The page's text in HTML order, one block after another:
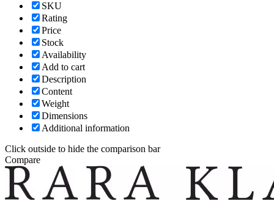
SKU
Rating
Price
Stock
Availability
Add to cart
Description
Content
Weight
Dimensions
Additional information
Click outside to hide the comparison bar
Compare